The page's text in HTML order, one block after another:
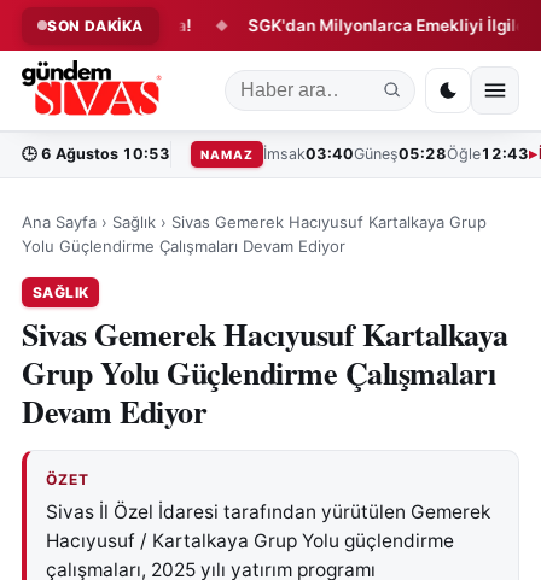
SON DAKİKA
Yeni Aşama! ◆ SGK'dan Milyonlarca Emekliyi İlgilendiren
🕒 6 Ağustos 10:53 NAMAZ İmsak03:40Güneş05:28Öğle12:43
Ana Sayfa › Sağlık › Sivas Gemerek Hacıyusuf Kartalkaya Grup
Yolu Güçlendirme Çalışmaları Devam Ediyor
SAĞLIK
Sivas Gemerek Hacıyusuf Kartalkaya
Grup Yolu Güçlendirme Çalışmaları
Devam Ediyor
ÖZET
Sivas İl Özel İdaresi tarafından yürütülen Gemerek
Hacıyusuf / Kartalkaya Grup Yolu güçlendirme
çalışmaları, 2025 yılı yatırım programı